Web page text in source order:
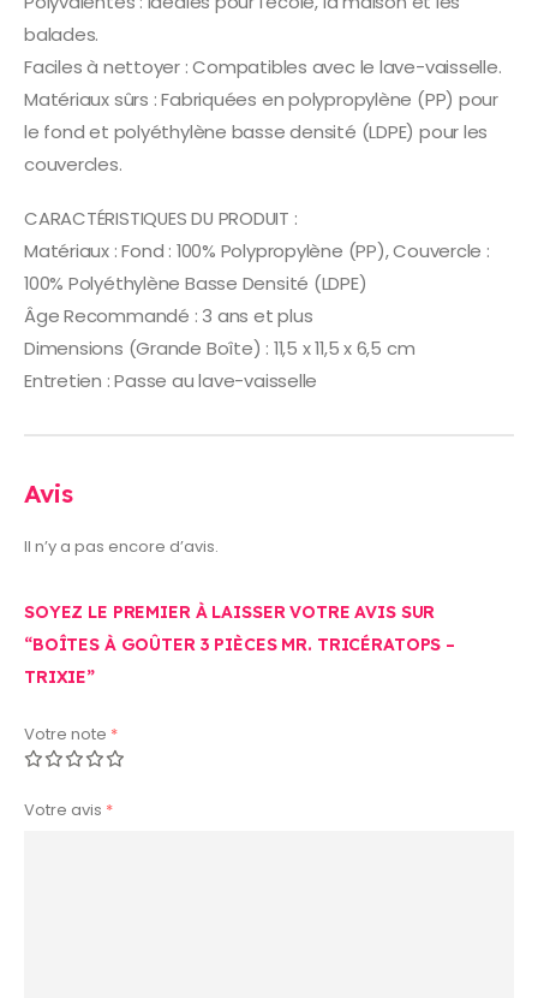
balades.
Faciles à nettoyer : Compatibles avec le lave-vaisselle.
Matériaux sûrs : Fabriquées en polypropylène (PP) pour
le fond et polyéthylène basse densité (LDPE) pour les
couvercles.
CARACTÉRISTIQUES DU PRODUIT :
Matériaux : Fond : 100% Polypropylène (PP), Couvercle :
100% Polyéthylène Basse Densité (LDPE)
Âge Recommandé : 3 ans et plus
Dimensions (Grande Boîte) : 11,5 x 11,5 x 6,5 cm
Entretien : Passe au lave-vaisselle
Avis
Il n’y a pas encore d’avis.
SOYEZ LE PREMIER À LAISSER VOTRE AVIS SUR
“BOÎTES À GOÛTER 3 PIÈCES MR. TRICÉRATOPS –
TRIXIE”
Votre note *
Votre avis *